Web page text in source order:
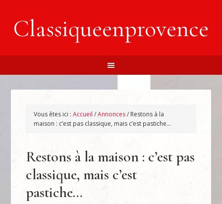
Classiqueenprovence
Vous êtes ici :Accueil /Annonces/ Restons à la
maison : c’est pas classique, mais c’est pastiche…
Restons à la maison : c’est pas
classique, mais c’est
pastiche…